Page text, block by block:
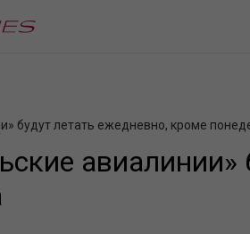
будут летать ежедневно, кроме